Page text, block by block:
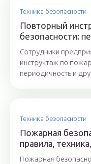
Техника безопасности
Повторный
безопасности:
Сотрудники
инструктаж по
периодичность и
Техника безопасности
Пожарная
правила,
Пожарная